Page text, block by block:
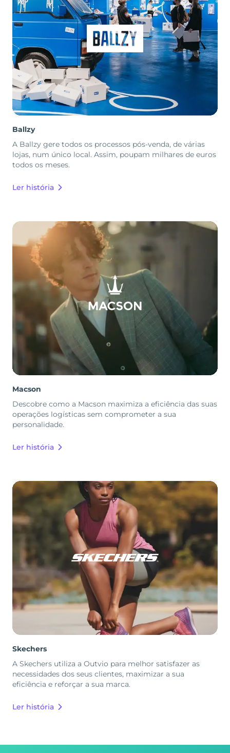
Ballzy
A Ballzy gere todos os processos pós-venda, de várias
lojas, num único local. Assim, poupam milhares de euros
todos os meses.
Ler história
Macson
Descobre como a Macson maximiza a eficiência das suas
operações logísticas sem comprometer a sua
personalidade.
Ler história
Skechers
A Skechers utiliza a Outvio para melhor satisfazer as
necessidades dos seus clientes, maximizar a sua
eficiência e reforçar a sua marca.
Ler história